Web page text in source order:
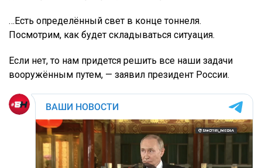
…Есть определённый свет в конце тоннеля.
Посмотрим, как будет складываться ситуация.
Если нет, то нам придется решить все наши задачи
вооружённым путем, — заявил президент России.